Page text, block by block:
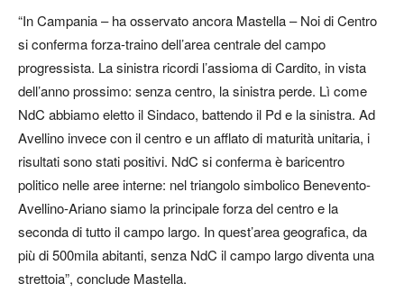
“In Campania – ha osservato ancora Mastella – Noi di Centro
si conferma forza-traino dell’area centrale del campo
progressista. La sinistra ricordi l’assioma di Cardito, in vista
dell’anno prossimo: senza centro, la sinistra perde. Lì come
NdC abbiamo eletto il Sindaco, battendo il Pd e la sinistra. Ad
Avellino invece con il centro e un afflato di maturità unitaria, i
risultati sono stati positivi. NdC si conferma è baricentro
politico nelle aree interne: nel triangolo simbolico Benevento-
Avellino-Ariano siamo la principale forza del centro e la
seconda di tutto il campo largo. In quest’area geografica, da
più di 500mila abitanti, senza NdC il campo largo diventa una
strettoia”, conclude Mastella.